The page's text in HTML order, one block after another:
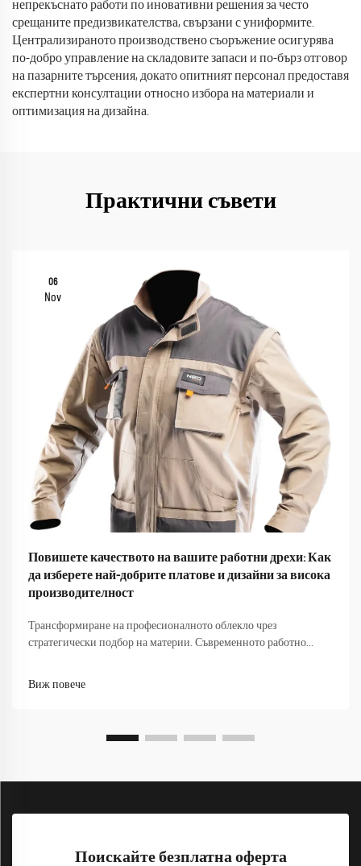
непрекъснато работи по иновативни решения за често
срещаните предизвикателства, свързани с униформите.
Централизираното производствено съоръжение осигурява
по-добро управление на складовите запаси и по-бърз отговор
на пазарните търсения, докато опитният персонал предоставя
експертни консултации относно избора на материали и
оптимизация на дизайна.
Практични съвети
06
Nov
Повишете качеството на вашите работни дрехи: Как
да изберете най-добрите платове и дизайни за висока
производителност
Трансформиране на професионалното облекло чрез
стратегически подбор на материи. Съвременното работно
Виж повече
Поискайте безплатна оферта